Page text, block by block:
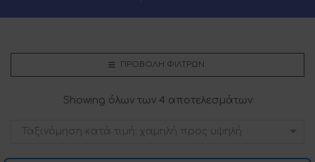
ΠΡΟΒΟΛΉ ΦΊΛΤΡΩΝ
Showing όλων των 4 αποτελεσμάτων
Ταξινόμηση κατά τιμή: χαμηλή προς υψηλή